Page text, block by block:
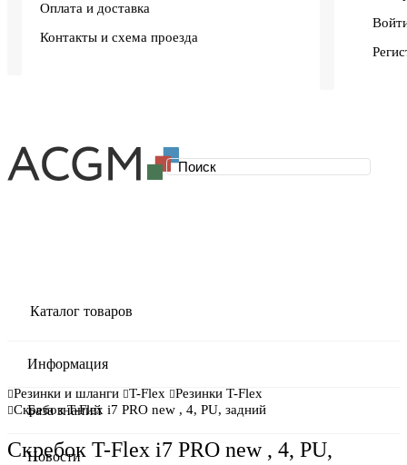
Оплата и доставка
Контакты и схема проезда
Каталог товаров
Информация
О компании
Сертификаты
База знаний
Новости
Резинки и шланги T-Flex
Резинки T-Flex
Скребок T-Flex i7 PRO new , 4, PU, задний
Скребок T-Flex i7 PRO new , 4, PU,